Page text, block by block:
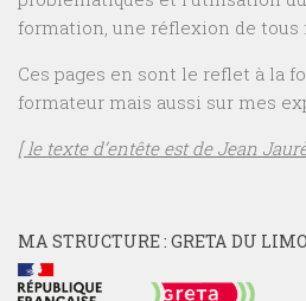
formation, une réflexion de tous
Ces pages en sont le reflet à la
formateur mais aussi sur mes
[ le texte d’entête est de Jean
MA STRUCTURE : GRETA DU